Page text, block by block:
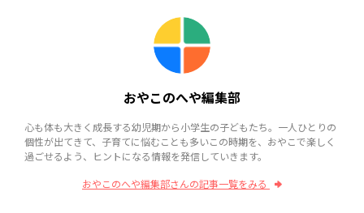
おやこのへや編集部
心も体も大きく成長する幼児期から小学生の子どもたち。一人ひとりの
個性が出てきて、子育てに悩むことも多いこの時期を、おやこで楽しく
過ごせるよう、ヒントになる情報を発信していきます。
おやこのへや編集部さんの記事一覧をみる